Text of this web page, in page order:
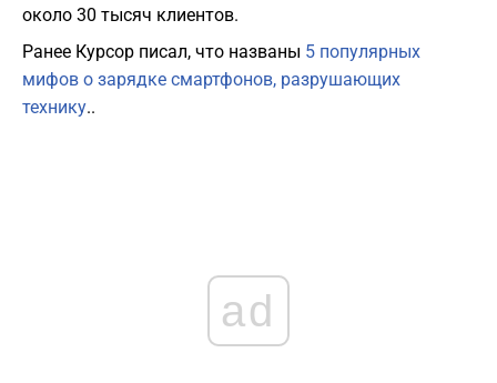
около 30 тысяч клиентов.
Ранее Курсор писал, что названы 5 популярных
мифов о зарядке смартфонов, разрушающих
технику..
ad